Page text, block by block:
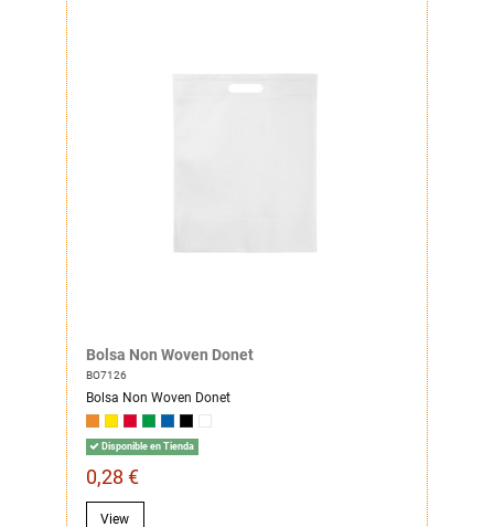
Bolsa Non Woven Donet
BO7126
Bolsa Non Woven Donet
Disponible en Tienda
0,28 €
View